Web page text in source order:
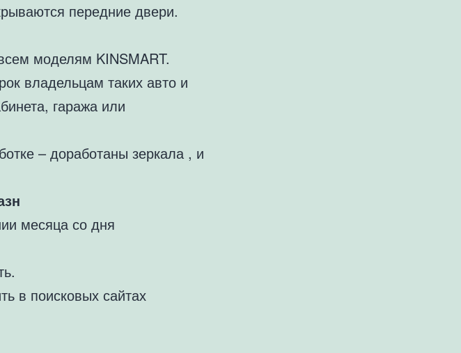
передние двери.
моделям KINSMART.
владельцам таких авто и
гаража или
– доработаны зеркала , и
месяца со дня
в поисковых сайтах